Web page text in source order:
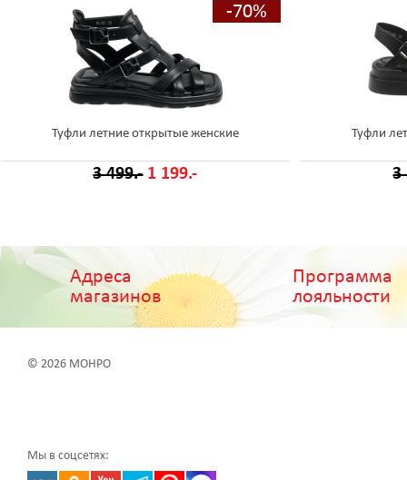
-70%
Туфли летние открытые женские
3 499.- 1 199.-
Туфли
3
Адреса
магазинов
Программа
лояльности
© 2026 МОНРО
Мы в соцсетях: